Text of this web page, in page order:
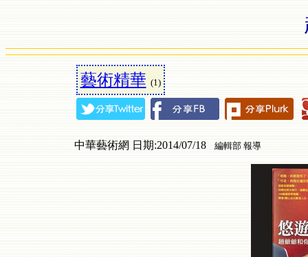
藝術精華 (1)
中華藝術網 日期:2014/07/18 編輯部 報導